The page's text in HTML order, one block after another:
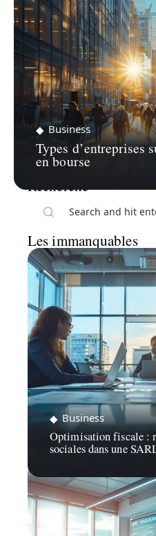
Business
Types d’entreprises
en bourse
Recherche
Les immanquables
Business
Optimisation fiscale :
sociales dans une